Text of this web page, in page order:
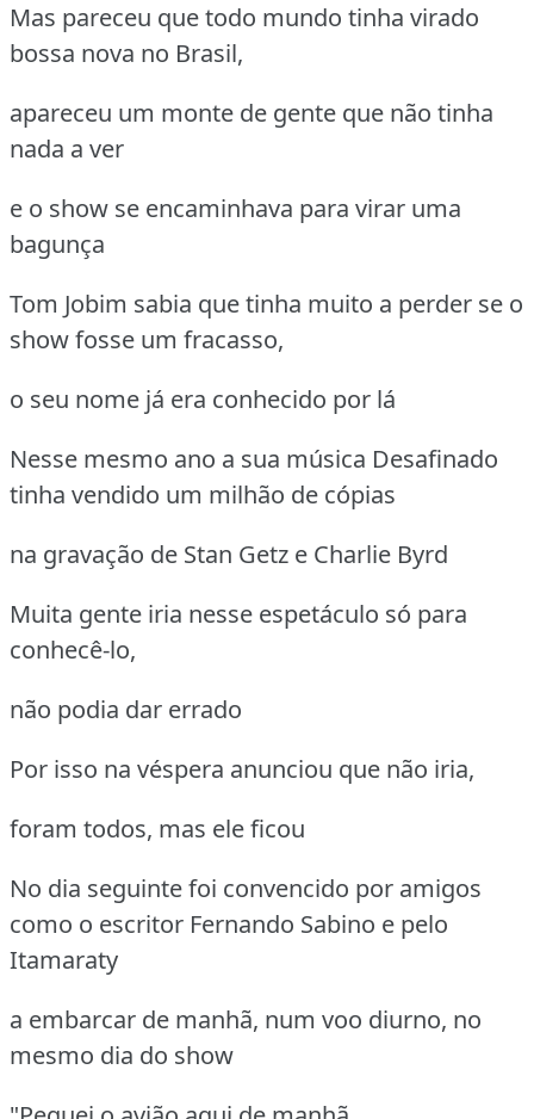
Mas pareceu que todo mundo tinha virado
bossa nova no Brasil,
apareceu um monte de gente que não tinha
nada a ver
e o show se encaminhava para virar uma
bagunça
Tom Jobim sabia que tinha muito a perder se o
show fosse um fracasso,
o seu nome já era conhecido por lá
Nesse mesmo ano a sua música Desafinado
tinha vendido um milhão de cópias
na gravação de Stan Getz e Charlie Byrd
Muita gente iria nesse espetáculo só para
conhecê-lo,
não podia dar errado
Por isso na véspera anunciou que não iria,
foram todos, mas ele ficou
No dia seguinte foi convencido por amigos
como o escritor Fernando Sabino e pelo
Itamaraty
a embarcar de manhã, num voo diurno, no
mesmo dia do show